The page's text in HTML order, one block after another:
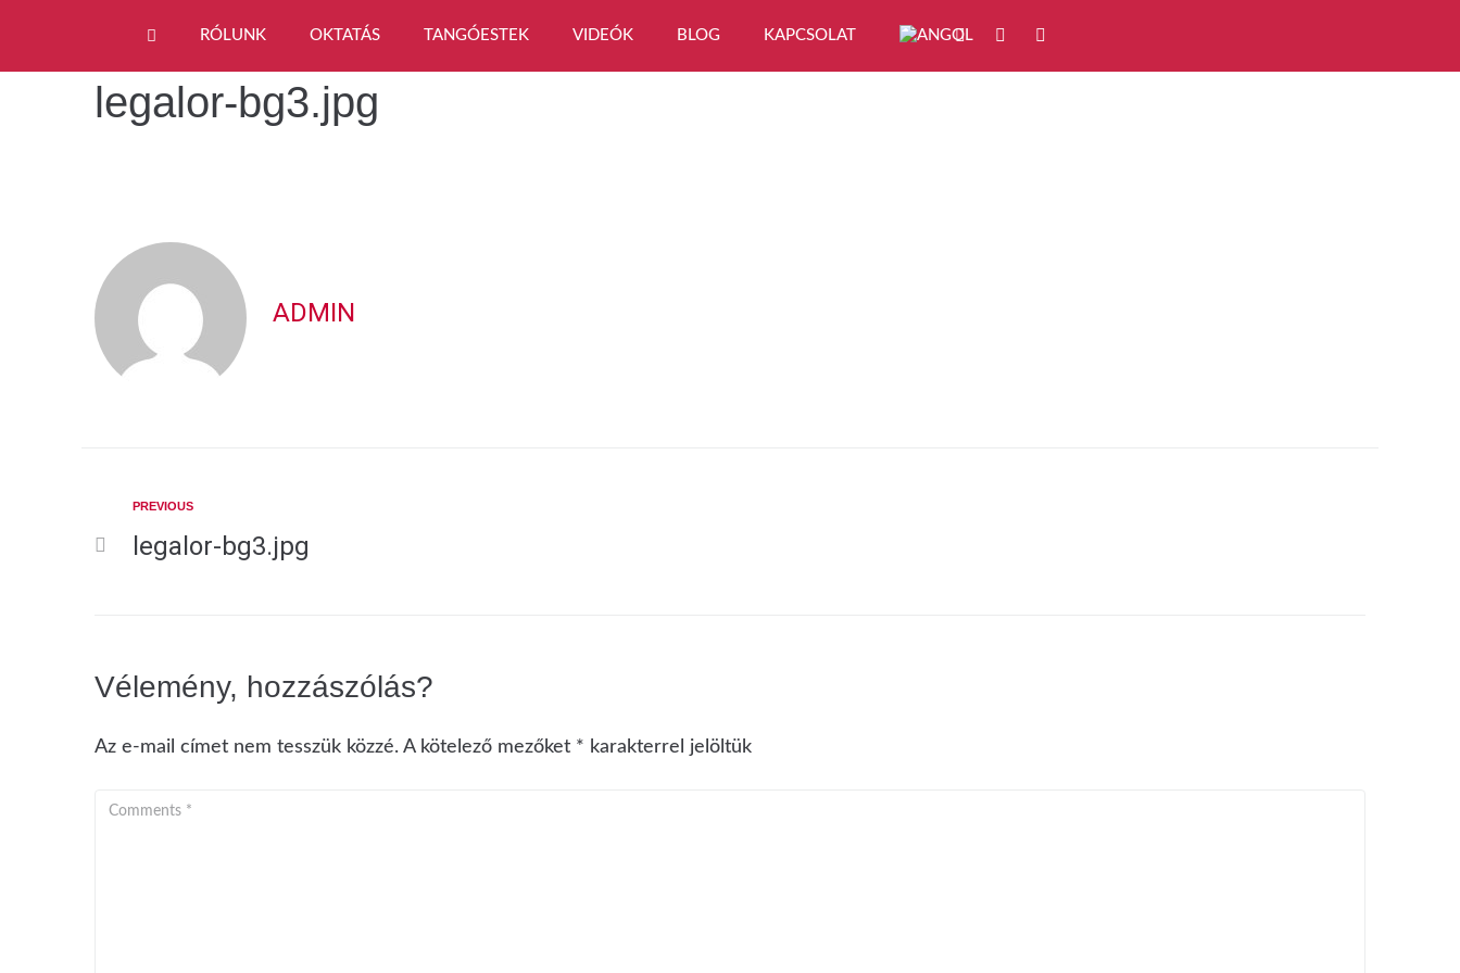
RÓLUNK OKTATÁS TANGÓESTEK VIDEÓK BLOG KAPCSOLAT
legalor-bg3.jpg
ADMIN
PREVIOUS
legalor-bg3.jpg
Vélemény, hozzászólás?
Az e-mail címet nem tesszük közzé. A kötelező mezőket * karakterrel jelöltük